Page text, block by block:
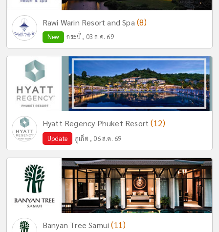
Rawi Warin Resort and Spa (8)
New กระบี่ , 03 ส.ค. 69
Hyatt Regency Phuket Resort(12)
Update ภูเก็ต , 06 ส.ค. 69
Banyan Tree Samui(11)